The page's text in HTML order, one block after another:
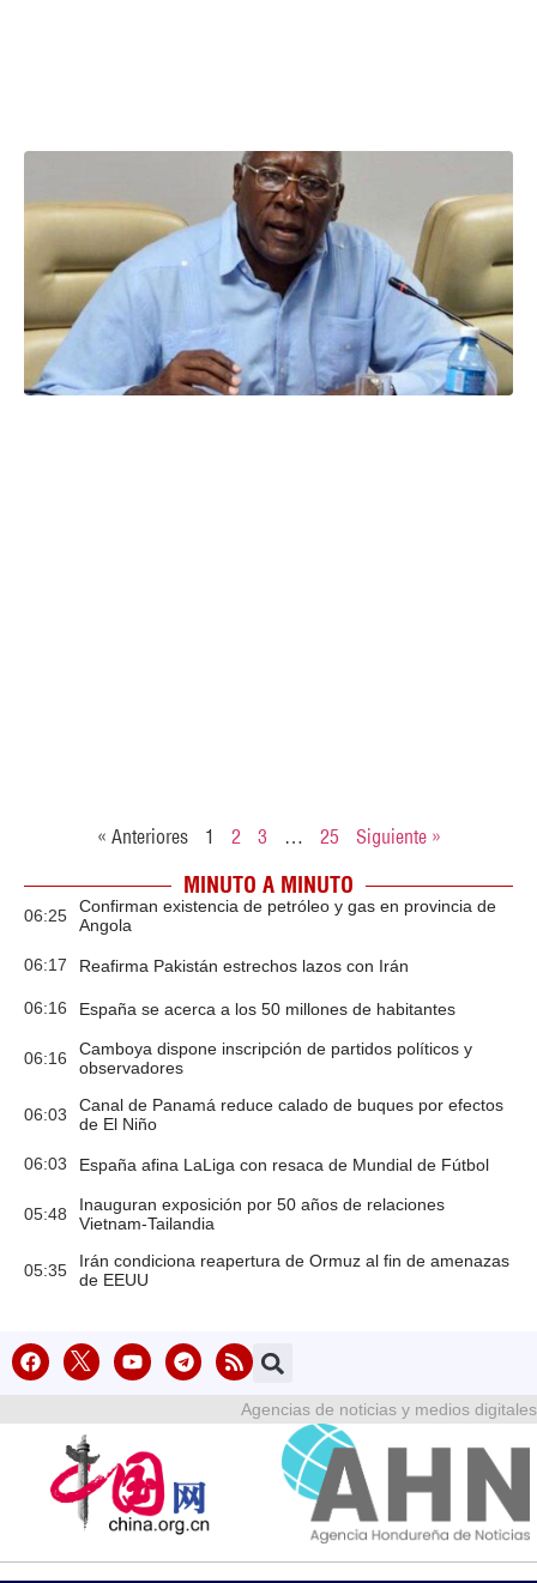
« Anteriores 1 2 3 … 25 Siguiente »
MINUTO A MINUTO
06:25
Confirman existencia de petróleo y gas en provincia de
Angola
06:17 Reafirma Pakistán estrechos lazos con Irán
06:16 España se acerca a los 50 millones de habitantes
06:16
Camboya dispone inscripción de partidos políticos y
observadores
06:03
Canal de Panamá reduce calado de buques por efectos
de El Niño
06:03 España afina LaLiga con resaca de Mundial de Fútbol
05:48
Inauguran exposición por 50 años de relaciones
Vietnam-Tailandia
05:35
Irán condiciona reapertura de Ormuz al fin de amenazas
de EEUU
Agencias de noticias y medios digitales